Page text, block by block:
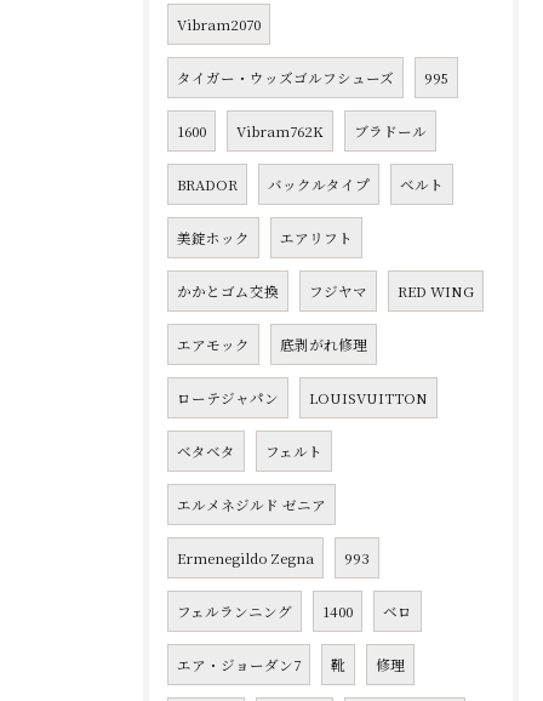
Vibram2070
タイガー・ウッズゴルフシューズ 995
1600 Vibram762K ブラドール
BRADOR バックルタイプ ベルト
美錠ホック エアリフト
かかとゴム交換 フジヤマ RED WING
エアモック 底剥がれ修理
ローテジャパン LOUISVUITTON
ベタベタ フェルト
エルメネジルド ゼニア
Ermenegildo Zegna 993
フェルランニング 1400 ベロ
エア・ジョーダン7 靴 修理